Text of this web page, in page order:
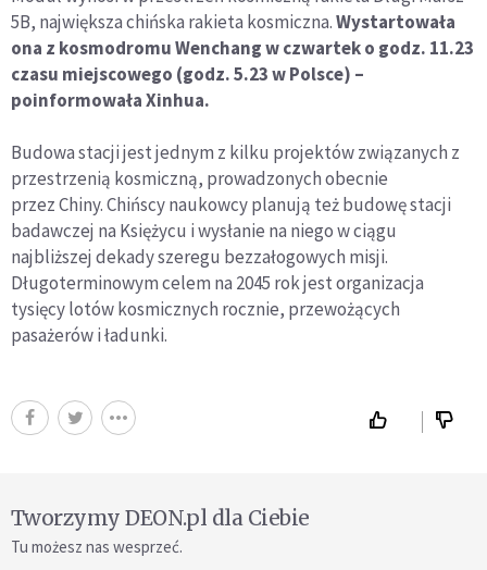
5B, największa chińska rakieta kosmiczna.Wystartowała
ona z kosmodromu Wenchang w czwartek o godz. 11.23
czasu miejscowego (godz. 5.23 w Polsce) –
poinformowała Xinhua.
Budowa stacji jest jednym z kilku projektów związanych z
przestrzenią kosmiczną, prowadzonych obecnie
przezChiny. Chińscy naukowcy planują też budowę stacji
badawczej na Księżycu i wysłanie na niego w ciągu
najbliższej dekady szeregu bezzałogowych misji.
Długoterminowym celem na 2045 rok jest organizacja
tysięcy lotów kosmicznych rocznie, przewożących
pasażerów i ładunki.
Tworzymy DEON.pl dla Ciebie
Tu możesz nas wesprzeć.